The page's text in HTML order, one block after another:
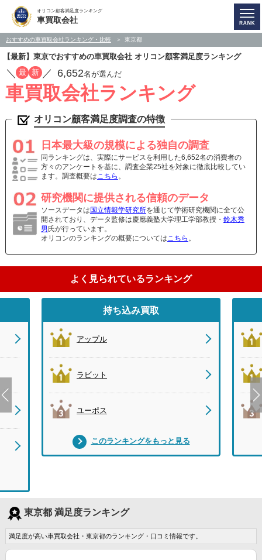
オリコン顧客満足度ランキング
車買取会社
おすすめの車買取会社ランキング・比較 東京都
【最新】東京でおすすめの車買取会社 オリコン顧客満足度ランキング
／ 最 新 ／ 6,652名が選んだ
車買取会社ランキング
オリコン顧客満足度調査の特徴
日本最大級の規模による独自の調査
同ランキングは、実際にサービスを利用した6,652名の消費者の
方々のアンケートを基に、調査企業25社を対象に徹底比較してい
ます。調査概要はこちら 。
研究機関に提供される信頼のデータ
ソースデータは 国立情報学研究所を通じて学術研究機関に全て公
開されており、データ監修は慶應義塾大学理工学部教授・ 鈴木秀
男 氏が行っています。
オリコンのランキングの概要についてはこちら 。
よく見られているランキング
持ち込み買取
アップル
ラビット
ユーポス
このランキングをもっと見る
東京都 満足度ランキング
満足度が高い車買取会社・東京都のランキング・口コミ情報です。